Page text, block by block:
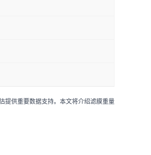
提供重要数据支持。本文将介绍滤膜重量